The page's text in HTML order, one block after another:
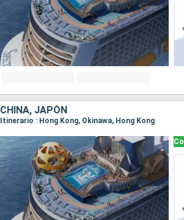
CHINA, JAPÓN
Itinerario : Hong Kong, Okinawa, Hong Kong